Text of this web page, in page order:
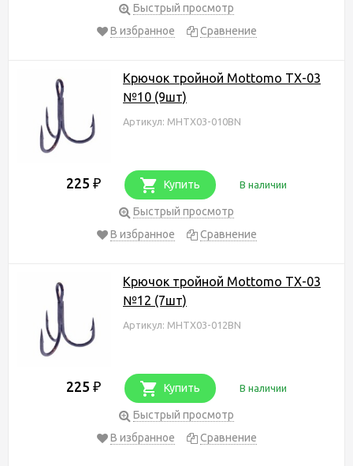
Быстрый просмотр
В избранное
Сравнение
Крючок тройной Mottomo TX-03
№10 (9шт)
Артикул: MHTX03-010BN
225 ₽ Купить В наличии
Быстрый просмотр
В избранное
Сравнение
Крючок тройной Mottomo TX-03
№12 (7шт)
Артикул: MHTX03-012BN
225 ₽ Купить В наличии
Быстрый просмотр
В избранное
Сравнение